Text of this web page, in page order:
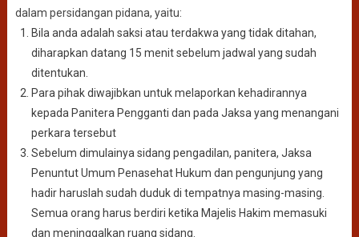
dalam persidangan pidana, yaitu:
Bila anda adalah saksi atau terdakwa yang tidak ditahan,
diharapkan datang 15 menit sebelum jadwal yang sudah
ditentukan.
Para pihak diwajibkan untuk melaporkan kehadirannya
kepada Panitera Pengganti dan pada Jaksa yang menangani
perkara tersebut
Sebelum dimulainya sidang pengadilan, panitera, Jaksa
Penuntut Umum Penasehat Hukum dan pengunjung yang
hadir haruslah sudah duduk di tempatnya masing-masing.
Semua orang harus berdiri ketika Majelis Hakim memasuki
dan meninggalkan ruang sidang.